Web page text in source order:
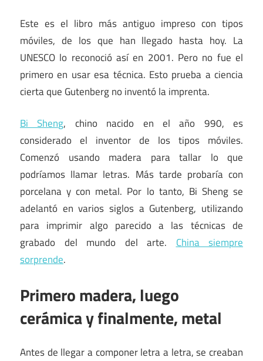
Este es el libro más antiguo impreso con tipos
móviles, de los que han llegado hasta hoy. La
UNESCO lo reconoció así en 2001. Pero no fue el
primero en usar esa técnica. Esto prueba a ciencia
cierta que Gutenberg no inventó la imprenta.
Bi Sheng, chino nacido en el año 990, es
considerado el inventor de los tipos móviles.
Comenzó usando madera para tallar lo que
podríamos llamar letras. Más tarde probaría con
porcelana y con metal. Por lo tanto, Bi Sheng se
adelantó en varios siglos a Gutenberg, utilizando
para imprimir algo parecido a las técnicas de
grabado del mundo del arte.China siempre
sorprende.
Primero madera, luego
cerámica y finalmente, metal
Antes de llegar a componer letra a letra, se creaban